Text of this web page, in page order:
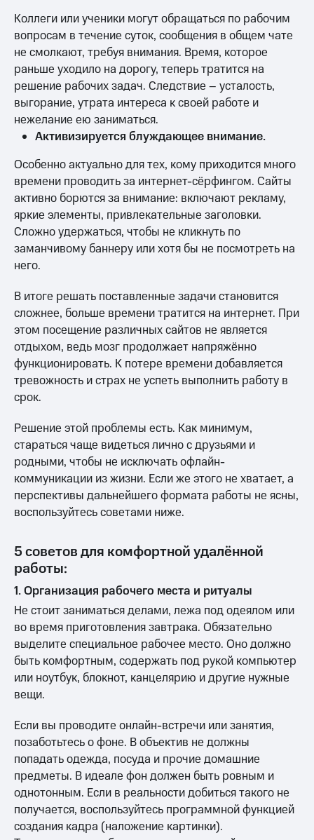
Коллеги или ученики могут обращаться по рабочим
вопросам в течение суток, сообщения в общем чате
не смолкают, требуя внимания. Время, которое
раньше уходило на дорогу, теперь тратится на
решение рабочих задач. Следствие – усталость,
выгорание, утрата интереса к своей работе и
нежелание ею заниматься.
Активизируется блуждающее внимание.
Особенно актуально для тех, кому приходится много
времени проводить за интернет-сёрфингом. Сайты
активно борются за внимание: включают рекламу,
яркие элементы, привлекательные заголовки.
Сложно удержаться, чтобы не кликнуть по
заманчивому баннеру или хотя бы не посмотреть на
него.
В итоге решать поставленные задачи становится
сложнее, больше времени тратится на интернет. При
этом посещение различных сайтов не является
отдыхом, ведь мозг продолжает напряжённо
функционировать. К потере времени добавляется
тревожность и страх не успеть выполнить работу в
срок.
Решение этой проблемы есть. Как минимум,
стараться чаще видеться лично с друзьями и
родными, чтобы не исключать офлайн-
коммуникации из жизни. Если же этого не хватает, а
перспективы дальнейшего формата работы не ясны,
воспользуйтесь советами ниже.
5 советов для комфортной удалённой
работы:
1. Организация рабочего места и ритуалы
Не стоит заниматься делами, лежа под одеялом или
во время приготовления завтрака. Обязательно
выделите специальное рабочее место. Оно должно
быть комфортным, содержать под рукой компьютер
или ноутбук, блокнот, канцелярию и другие нужные
вещи.
Если вы проводите онлайн-встречи или занятия,
позаботьтесь о фоне. В объектив не должны
попадать одежда, посуда и прочие домашние
предметы. В идеале фон должен быть ровным и
однотонным. Если в реальности добиться такого не
получается, воспользуйтесь программной функцией
создания кадра (наложение картинки).